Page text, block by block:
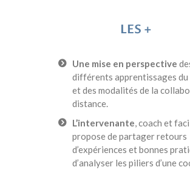
LES +
Une mise en perspective
différents apprentissages
et des modalités de la
distance.
L’intervenante, coach et
propose de partager retours
d’expériences et bonnes
d’analyser les piliers d’une